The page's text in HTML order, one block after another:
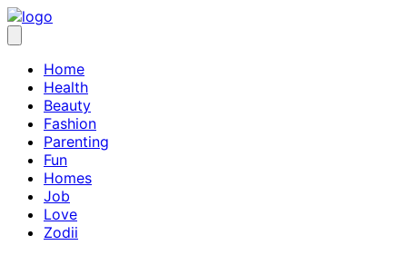
Skip
to
Home
Health
Beauty
Fashion
Parenting
Fun
Homes
Job
Love
Zodii